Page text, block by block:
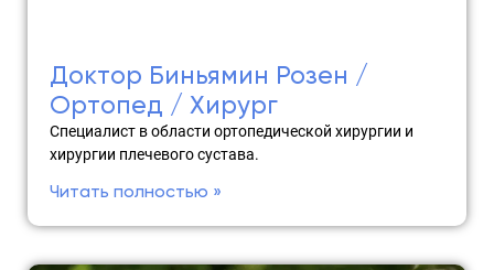
Доктор Биньямин Розен /
Ортопед / Хирург
Специалист в области ортопедической хирургии и
хирургии плечевого сустава.
Читать полностью »